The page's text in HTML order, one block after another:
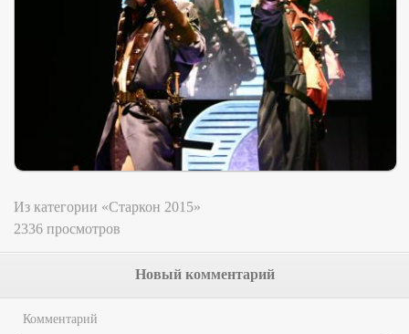
Из категории «Старкон 2015»
2336 просмотров
Новый комментарий
Комментарий